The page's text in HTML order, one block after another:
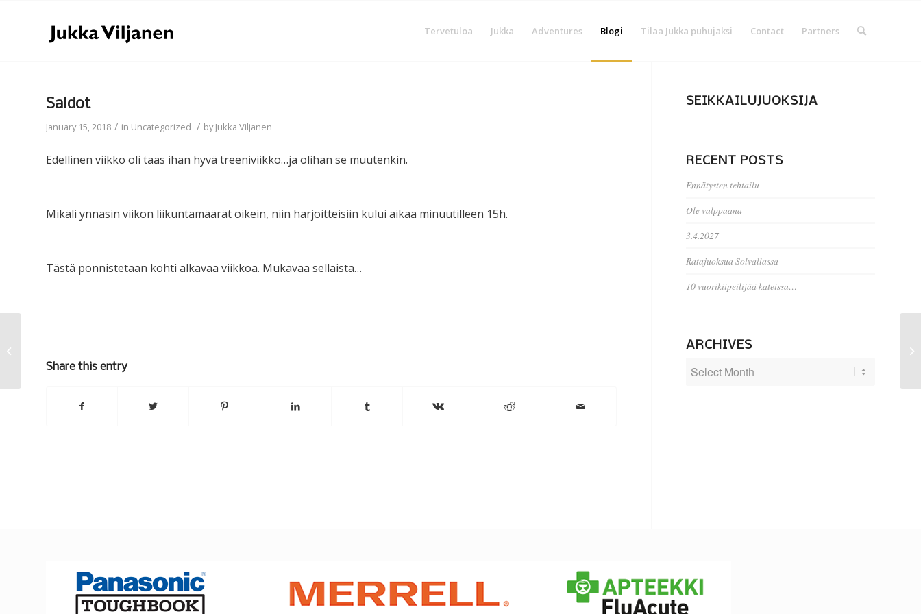
Tervetuloa Jukka Adventures Blogi Tilaa Jukka puhujaksi Contact Partners
Saldot
January 15, 2018 / in Uncategorized / byJukka Viljanen
Edellinen viikko oli taas ihan hyvä treeniviikko…ja olihan se muutenkin.
Mikäli ynnäsin viikon liikuntamäärät oikein, niin harjoitteisiin kului aikaa minuutilleen 15h.
Tästä ponnistetaan kohti alkavaa viikkoa. Mukavaa sellaista…
Share this entry
SEIKKAILUJUOKSIJA
RECENT POSTS
Ennätysten tehtailu
Ole valppaana
3.4.2027
Ratajuoksua Solvallassa
10 vuorikiipeilijää kateissa…
ARCHIVES